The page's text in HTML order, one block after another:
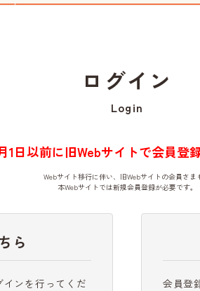
ログイン
Login
1日以前に旧Webサイトで会員登
Webサイト移行に伴い、旧Webサイトの会員さま
本Webサイトでは新規会員登録が必要です。
ら
ンを行ってくだ
会員登